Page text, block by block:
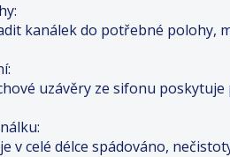
kanálek do potřebné polohy,
uzávěry ze sifonu
v celé délce spádováno,